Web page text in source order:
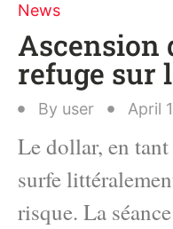
News
Ascension
refuge sur
By user April
Le dollar, en
surfe
risque. La